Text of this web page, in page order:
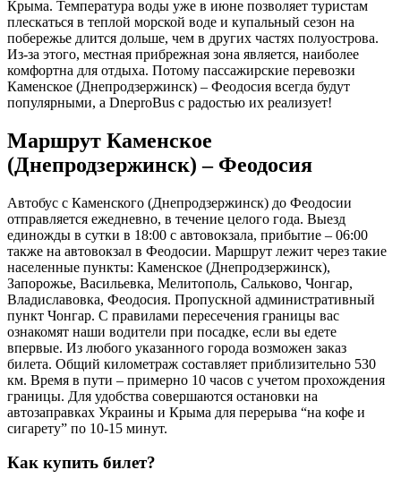
Крыма. Температура воды уже в июне позволяет туристам
плескаться в теплой морской воде и купальный сезон на
побережье длится дольше, чем в других частях полуострова.
Из-за этого, местная прибрежная зона является, наиболее
комфортна для отдыха. Потому пассажирские перевозки
Каменское (Днепродзержинск) – Феодосия всегда будут
популярными, а DneproBus с радостью их реализует!
Маршрут Каменское
(Днепродзержинск) – Феодосия
Автобус с Каменского (Днепродзержинск) до Феодосии
отправляется ежедневно, в течение целого года. Выезд
единожды в сутки в 18:00 с автовокзала, прибытие – 06:00
также на автовокзал в Феодосии. Маршрут лежит через такие
населенные пункты: Каменское (Днепродзержинск),
Запорожье, Васильевка, Мелитополь, Сальково, Чонгар,
Владиславовка, Феодосия. Пропускной административный
пункт Чонгар. С правилами пересечения границы вас
ознакомят наши водители при посадке, если вы едете
впервые. Из любого указанного города возможен заказ
билета. Общий километраж составляет приблизительно 530
км. Время в пути – примерно 10 часов с учетом прохождения
границы. Для удобства совершаются остановки на
автозаправках Украины и Крыма для перерыва “на кофе и
сигарету” по 10-15 минут.
Как купить билет?